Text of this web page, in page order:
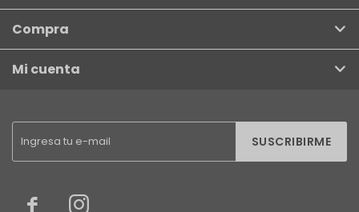
SUSCRIBIRME
 
Compra
Mi cuenta